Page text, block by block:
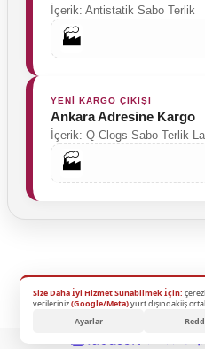
İçerik: Antistatik Sabo Terlik
🏭
YENİ KARGO ÇIKIŞI
Ankara Adresine Kargo
İçerik: Q-Clogs Sabo Terlik
🏭
Size Daha İyi Hizmet Sunabilmek İçin:
verileriniz(Google/Meta)yurt dışındakiiş
Ayarlar
2026 Copyright -